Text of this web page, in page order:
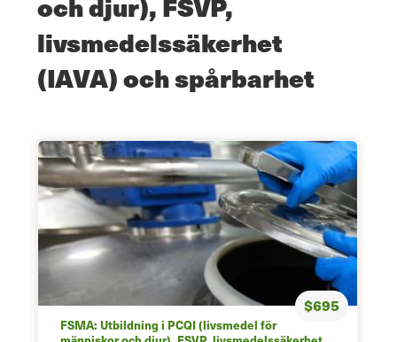
livsmedelssäkerhet
(IAVA) och spårbarhet
$695
FSMA: Utbildning i PCQI (livsmedel för